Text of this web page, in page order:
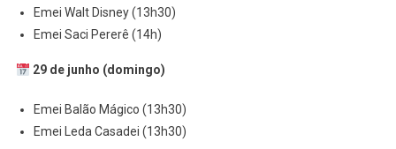
Emei Walt Disney (13h30)
Emei Saci Pererê (14h)
29 de junho (domingo)
Emei Balão Mágico (13h30)
Emei Leda Casadei (13h30)